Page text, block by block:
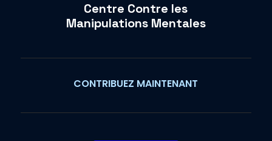
Centre Contre les
Manipulations Mentales
CONTRIBUEZ MAINTENANT